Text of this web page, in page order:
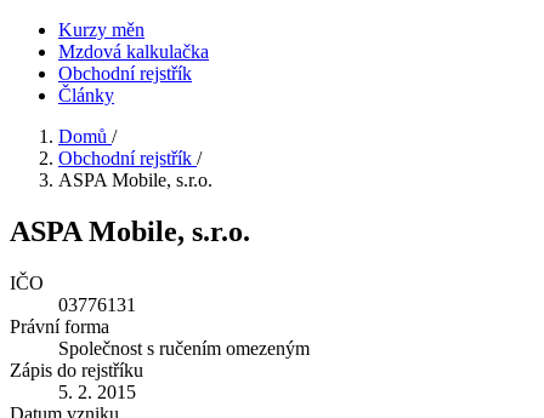
Kurzy měn
Mzdová kalkulačka
Obchodní rejstřík
Články
Domů /
Obchodní rejstřík /
ASPA Mobile, s.r.o.
ASPA Mobile, s.r.o.
IČO
03776131
Právní forma
Společnost s ručením omezeným
Zápis do rejstříku
5. 2. 2015
Datum vzniku